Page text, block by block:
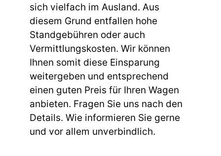
sich vielfach im Ausland. Aus
diesem Grund entfallen hohe
Standgebühren oder auch
Vermittlungskosten. Wir können
Ihnen somit diese Einsparung
weitergeben und entsprechend
einen guten Preis für Ihren Wagen
anbieten. Fragen Sie uns nach den
Details. Wie informieren Sie gerne
und vor allem unverbindlich.